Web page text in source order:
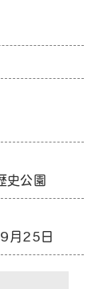
史公園
月25日